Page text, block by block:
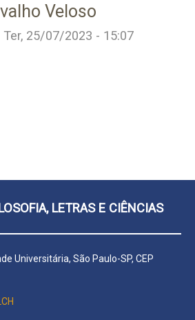
Veloso
Ter, 25/07/2023 - 15:07
LETRAS E CIÊNCIAS
Universitária, São Paulo-SP, CEP